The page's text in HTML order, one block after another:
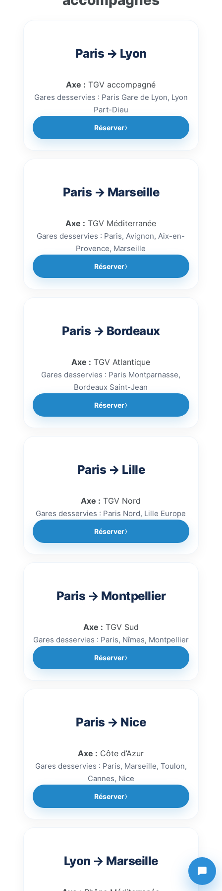
trajet, votre gare de départ et
accompagnement train
sécurisé.Paris → Lyon
Axe : TGV accompagné
Gares desservies : Paris Gare de Lyon, Lyon
Part-Dieu
Réserver
Paris → Marseille
Axe : TGV Méditerranée
Gares desservies : Paris, Avignon, Aix-en-
Provence, Marseille
Réserver
Paris → Bordeaux
Axe : TGV Atlantique
Gares desservies : Paris Montparnasse,
Bordeaux Saint-Jean
Réserver
Paris → Lille
Axe : TGV Nord
Gares desservies : Paris Nord, Lille Europe
Réserver
Paris → Montpellier
Axe : TGV Sud
Gares desservies : Paris, Nîmes, Montpellier
Réserver
Paris → Nice
Axe : Côte d’Azur
Gares desservies : Paris, Marseille, Toulon,
Cannes, Nice
Réserver
Lyon → Marseille